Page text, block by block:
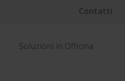
Contatti
Soluzioni in Officina